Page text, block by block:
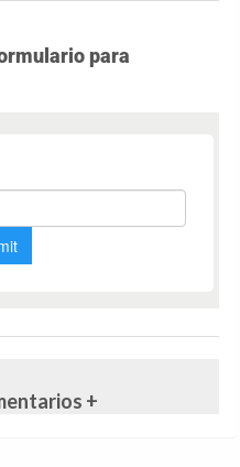
para
+